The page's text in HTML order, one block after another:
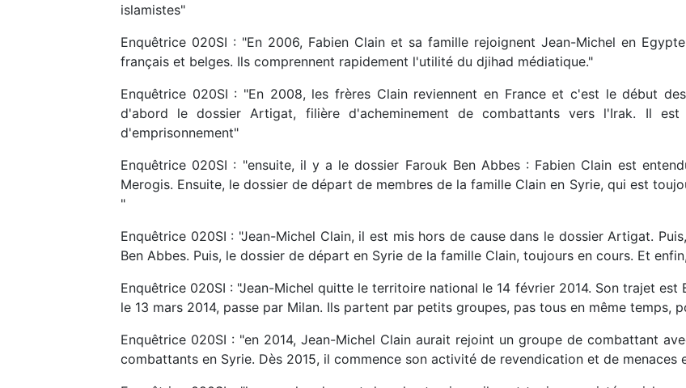
islamistes"
Enquêtrice 020SI : "En 2006, Fabien Clain et sa famille rejoignent Jean-Michel en
français et belges. Ils comprennent rapidement l'utilité du djihad médiatique."
Enquêtrice 020SI : "En 2008, les frères Clain reviennent en France et c'est le début
d'abord le dossier Artigat, filière d'acheminement de combattants vers l'Irak. Il
d'emprisonnement"
Enquêtrice 020SI : "ensuite, il y a le dossier Farouk Ben Abbes : Fabien Clain est
Merogis. Ensuite, le dossier de départ de membres de la famille Clain en Syrie, qui est
"
Enquêtrice 020SI : "Jean-Michel Clain, il est mis hors de cause dans le dossier Artigat.
Ben Abbes. Puis, le dossier de départ en Syrie de la famille Clain, toujours en cours. Et
Enquêtrice 020SI : "Jean-Michel quitte le territoire national le 14 février 2014. Son trajet
le 13 mars 2014, passe par Milan. Ils partent par petits groupes, pas tous en même temps,
Enquêtrice 020SI : "en 2014, Jean-Michel Clain aurait rejoint un groupe de combattant
combattants en Syrie. Dès 2015, il commence son activité de revendication et de menaces